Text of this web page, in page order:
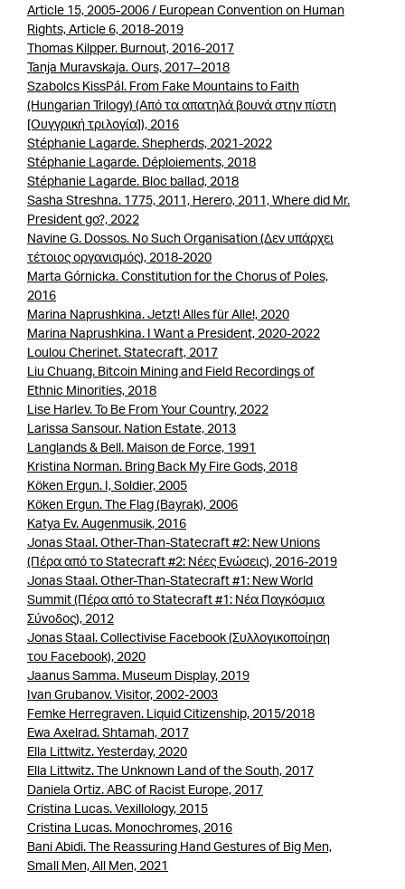
Article 15, 2005-2006 / European Convention on Human
Rights, Article 6, 2018-2019
Thomas Kilpper. Burnout, 2016-2017
Tanja Muravskaja. Ours, 2017–2018
Szabolcs KissPál. From Fake Mountains to Faith
(Hungarian Trilogy) (Από τα απατηλά βουνά στην πίστη
[Ουγγρική τριλογία]), 2016
Stéphanie Lagarde. Shepherds, 2021-2022
Stéphanie Lagarde. Déploiements, 2018
Stéphanie Lagarde. Bloc ballad, 2018
Sasha Streshna. 1775, 2011, Herero, 2011, Where did Mr.
President go?, 2022
Navine G. Dossos. No Such Organisation (Δεν υπάρχει
τέτοιος οργανισμός), 2018-2020
Marta Górnicka. Constitution for the Chorus of Poles,
2016
Marina Naprushkina. Jetzt! Alles für Alle!, 2020
Marina Naprushkina. I Want a President, 2020-2022
Loulou Cherinet. Statecraft, 2017
Liu Chuang. Bitcoin Mining and Field Recordings of
Ethnic Minorities, 2018
Lise Harlev. To Be From Your Country, 2022
Larissa Sansour. Nation Estate, 2013
Langlands & Bell. Maison de Force, 1991
Kristina Norman. Bring Back My Fire Gods, 2018
Köken Ergun. Ι, Soldier, 2005
Köken Ergun. The Flag (Bayrak), 2006
Katya Εv. Augenmusik, 2016
Jonas Staal. Other-Than-Statecraft #2: New Unions
(Πέρα από το Statecraft #2: Νέες Ενώσεις), 2016-2019
Jonas Staal. Other-Than-Statecraft #1: New World
Summit (Πέρα από το Statecraft #1: Νέα Παγκόσμια
Σύνοδος), 2012
Jonas Staal. Collectivise Facebook (Συλλογικοποίηση
του Facebook), 2020
Jaanus Samma. Museum Display, 2019
Ivan Grubanov. Visitor, 2002-2003
Femke Herregraven. Liquid Citizenship, 2015/2018
Ewa Axelrad. Shtamah, 2017
Ella Littwitz. Yesterday, 2020
Ella Littwitz. The Unknown Land of the South, 2017
Daniela Ortiz. ABC of Racist Europe, 2017
Cristina Lucas. Vexillology, 2015
Cristina Lucas. Monochromes, 2016
Bani Abidi. The Reassuring Hand Gestures of Big Men,
Small Men, All Men, 2021